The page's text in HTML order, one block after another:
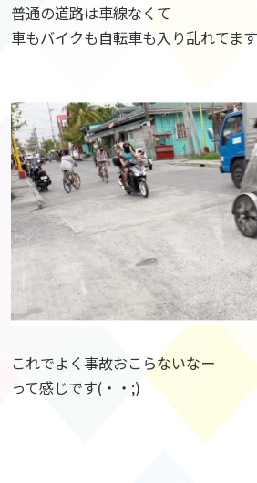
普通の道路は車線なくて
車もバイクも自転車も入り乱れてます
これでよく事故おこらないなー
って感じです(・・;)